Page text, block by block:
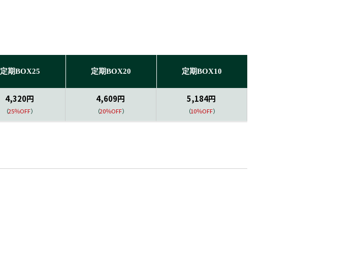
定期BOX25
4,320円
（25％OFF）
定期BOX20
4,609円
（20％OFF）
定期BOX10
5,184円
（10％OFF）